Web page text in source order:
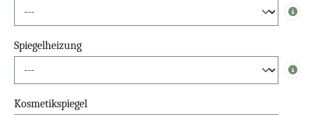
Info
Spiegelheizung
Info
Kosmetikspiegel